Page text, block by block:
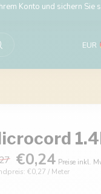
Konto und sichern Sie
EUR
€0,24 Preise inkl.
€0,27 / Meter